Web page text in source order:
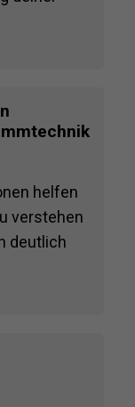
helfen
verstehen
deutlich